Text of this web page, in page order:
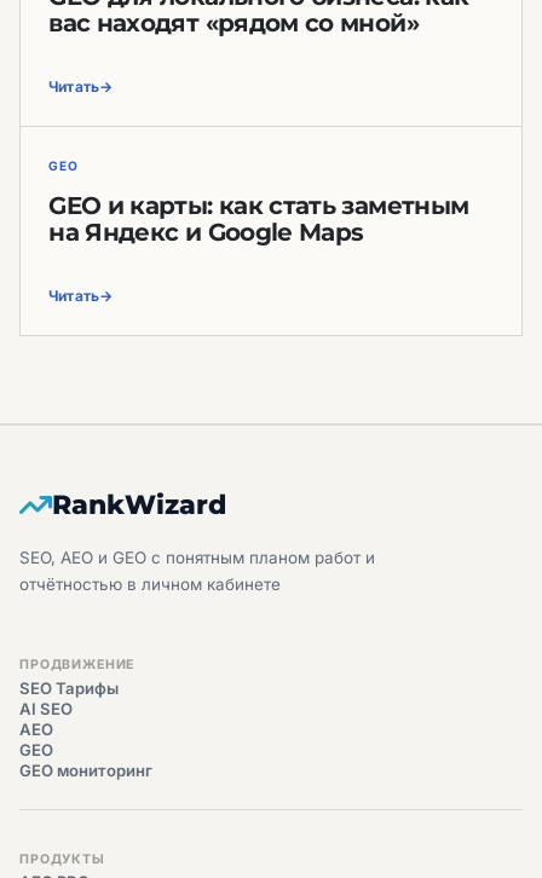
вас находят «рядом со мной»
Читать
GEO
GEO и карты: как стать заметным
на Яндекс и Google Maps
Читать
RankWizard
SEO, AEO и GEO с понятным планом работ и
отчётностью в личном кабинете
ПРОДВИЖЕНИЕ
SEO Тарифы
AI SEO
AEO
GEO
GEO мониторинг
ПРОДУКТЫ